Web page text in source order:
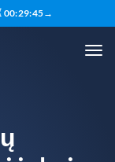
00:29:43→